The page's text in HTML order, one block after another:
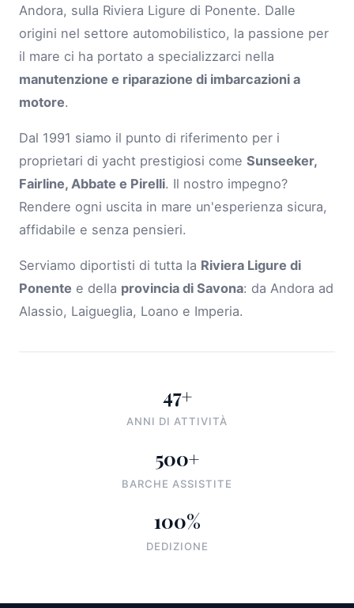
Andora, sulla Riviera Ligure di Ponente. Dalle
origini nel settore automobilistico, la passione per
il mare ci ha portato a specializzarci nella
manutenzione e riparazione di imbarcazioni a
motore.
Dal 1991 siamo il punto di riferimento per i
proprietari di yacht prestigiosi come Sunseeker,
Fairline, Abbate e Pirelli. Il nostro impegno?
Rendere ogni uscita in mare un'esperienza sicura,
affidabile e senza pensieri.
Serviamo diportisti di tutta la Riviera Ligure di
Ponente e della provincia di Savona: da Andora ad
Alassio, Laigueglia, Loano e Imperia.
47+
ANNI DI ATTIVITÀ
500+
BARCHE ASSISTITE
100%
DEDIZIONE